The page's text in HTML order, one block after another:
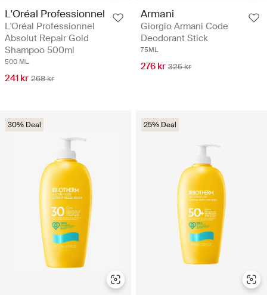
L'Oréal Professionnel
L'Oréal Professionnel
Absolut Repair Gold
Shampoo 500ml
500 ML
241 kr 268 kr
Armani
Giorgio Armani Code
Deodorant Stick
75ML
276 kr 325 kr
30% Deal 25% Deal